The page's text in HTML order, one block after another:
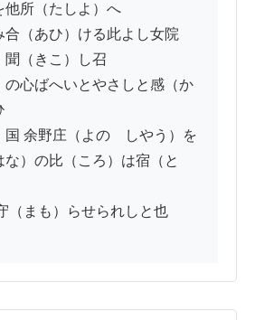
他所（たしよ）へ
合（あひ）ける此よし女院
聞（きこ）し召
の心ばへいとやさしと感（か
国 余野庄（よのゝしやう）を
な）の比（ころ）は宿（と
（まも）らせられしと也